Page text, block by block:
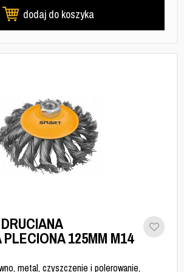
dodaj do koszyka
125MM M14
metal, czyszczenie i polerowanie,